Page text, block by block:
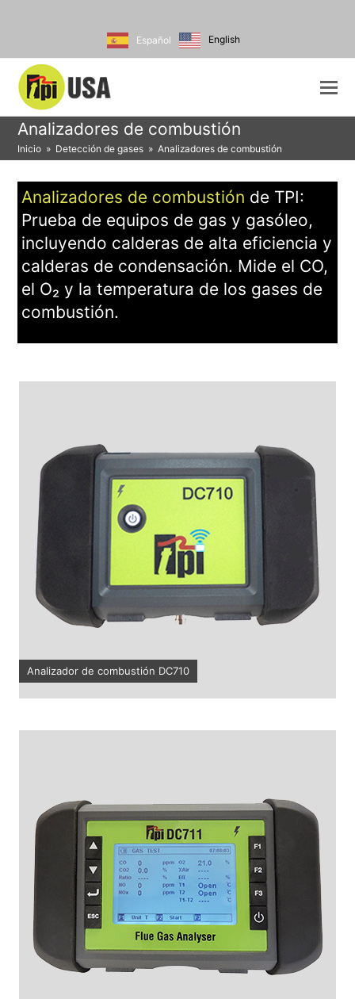
Español English
Analizadores de combustión
Inicio » Detección de gases » Analizadores de combustión
Analizadores de combustión de TPI:
Prueba de equipos de gas y gasóleo,
incluyendo calderas de alta eficiencia y
calderas de condensación. Mide el CO,
el O₂ y la temperatura de los gases de
combustión.
Analizador de combustión DC710